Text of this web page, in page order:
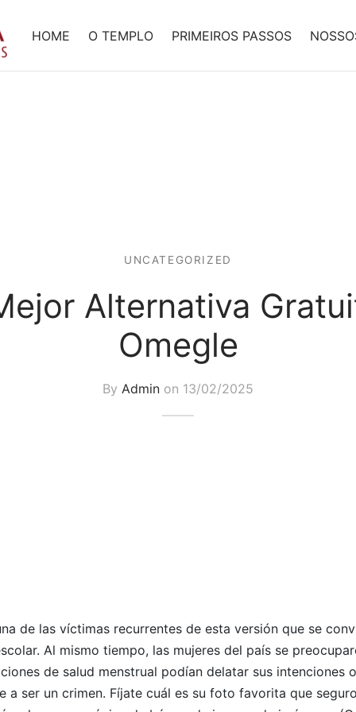
HOME O TEMPLO PRIMEIROS PASSOS
UNCATEGORIZED
Alternativa
Omegle
By Admin on 13/02/2025
de las víctimas recurrentes de esta versión que se
Al mismo tiempo, las mujeres del país se
de salud menstrual podían delatar sus intenciones
a ser un crimen. Fíjate cuál es su foto favorita que